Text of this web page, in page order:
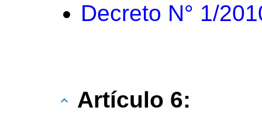
Decreto N° 1/
Artículo 6: